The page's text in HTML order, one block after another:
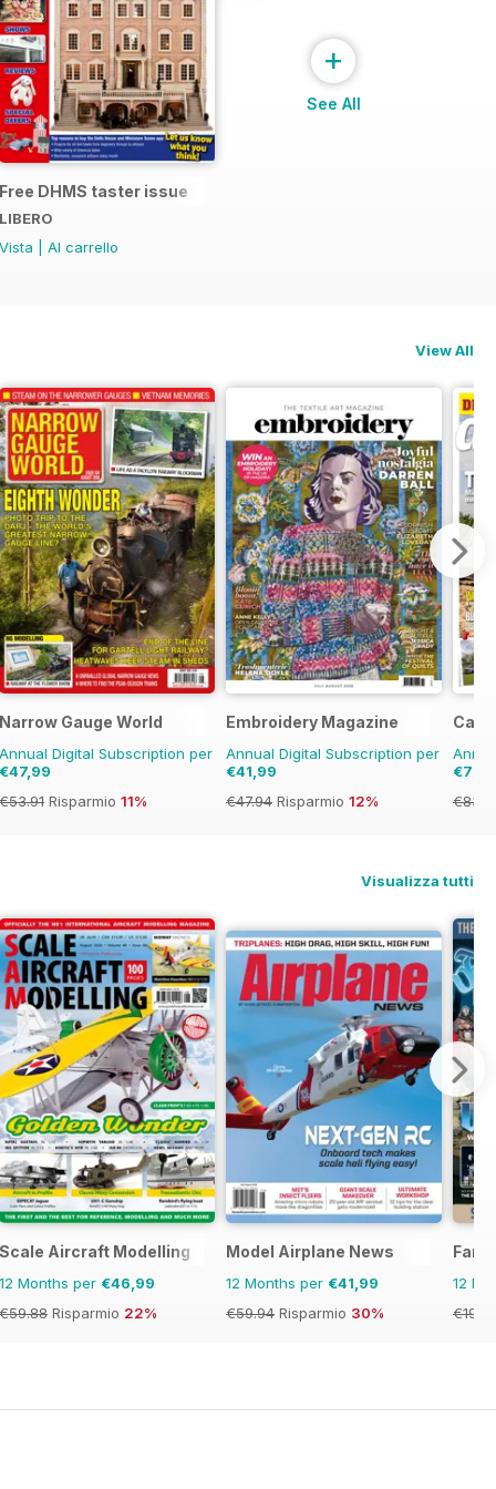
Free DHMS taster issue
LIBERO
Vista
Al carrello
+
See All
View All
Narrow Gauge World
Annual Digital Subscription per
€47,99
€53.91 Risparmio 11%
Embroidery Magazine
Annual Digital Subscription per
€41,99
€47.94 Risparmio 12%
Visualizza tutti
Scale Aircraft Modelling
12 Months per €46,99
€59.88 Risparmio 22%
Model Airplane News
12 Months per €41,99
€59.94 Risparmio 30%
12